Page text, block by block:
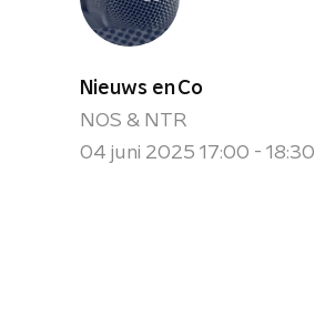
Nieuws en Co
NOS & NTR
04 juni 2025 17:00 - 18:30